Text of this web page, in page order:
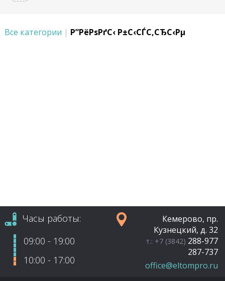
Все категории | Р”РёРѕРґС‹ Р±С‹СЃС‚СЂС‹Рµ
Часы работы:
09:00 - 19:00
10:00 - 17:00
Кемерово, пр.
Кузнецкий, д. 32
т.: +7 (3842) 288-977
287-737
office@eltompro.ru